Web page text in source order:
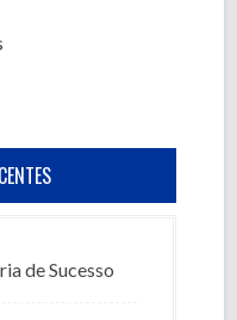
de Sucesso